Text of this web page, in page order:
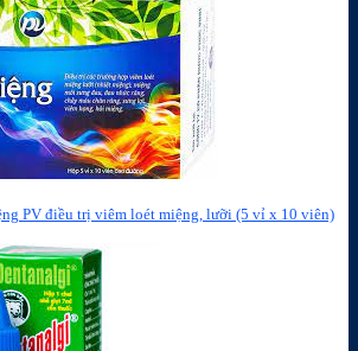
PV điều trị viêm loét miệng, lưỡi (5 vỉ x 10 viên)